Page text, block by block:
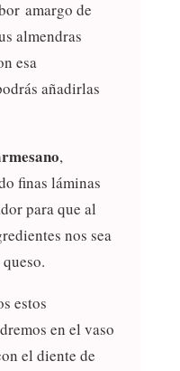
amargo de
almendras
esa
añadirlas
,
finas láminas
para que al
nos sea
estos
en el vaso
el diente de